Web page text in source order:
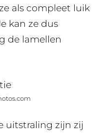
als compleet luik
kan ze dus
de lamellen
uitstraling zijn zij